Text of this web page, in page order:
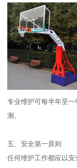
专业维护可每半年至
测。
五、安全第一原则
任何维护工作都应以安